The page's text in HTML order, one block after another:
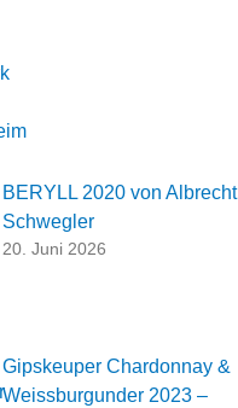
BERYLL 2020 von Albrecht
Schwegler
20. Juni 2026
Gipskeuper Chardonnay &
Weissburgunder 2023 –